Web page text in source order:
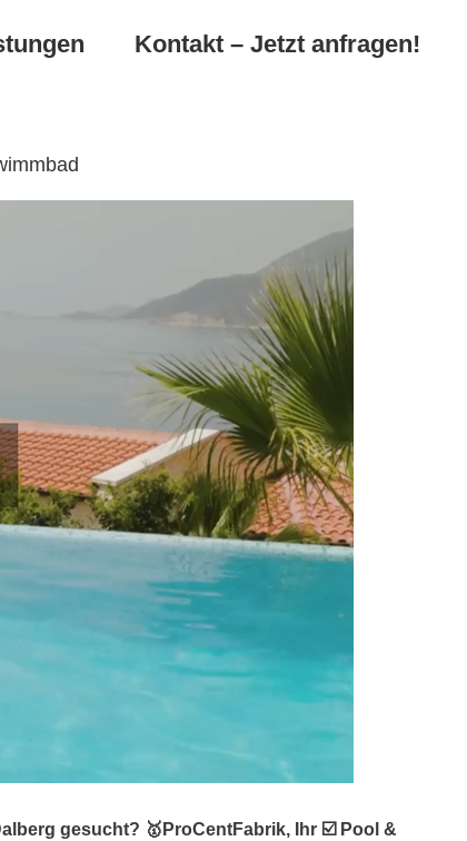
Kontakt – Jetzt anfragen!
gesucht? 🥇ProCentFabrik, Ihr ☑️ Pool &